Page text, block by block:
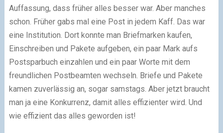
Auffassung, dass früher alles besser war. Aber manches
schon. Früher gabs mal eine Post in jedem Kaff. Das war
eine Institution. Dort konnte man Briefmarken kaufen,
Einschreiben und Pakete aufgeben, ein paar Mark aufs
Postsparbuch einzahlen und ein paar Worte mit dem
freundlichen Postbeamten wechseln. Briefe und Pakete
kamen zuverlässig an, sogar samstags. Aber jetzt braucht
man ja eine Konkurrenz, damit alles effizienter wird. Und
wie effizient das alles geworden ist!